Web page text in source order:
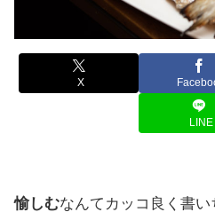
X
LINE
愉しむなんてカッコ良く書